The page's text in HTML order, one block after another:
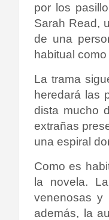
por los
Sarah Read,
de una
habitual
La trama
heredará las
dista mucho
extrañas
una espiral
Como es
la novela.
venenosas y
además, la